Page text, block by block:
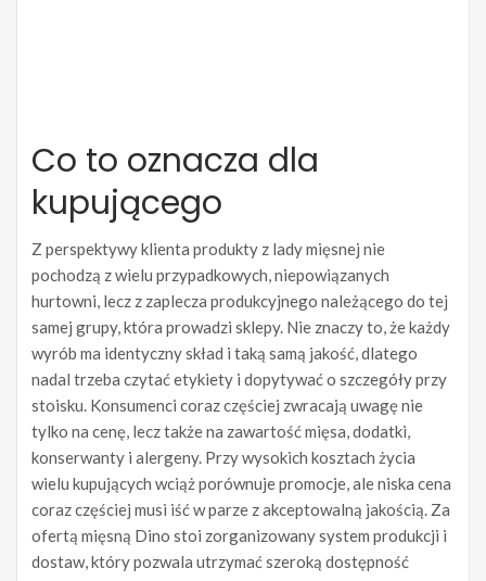
Co to oznacza dla
kupującego
Z perspektywy klienta produkty z lady mięsnej nie
pochodzą z wielu przypadkowych, niepowiązanych
hurtowni, lecz z zaplecza produkcyjnego należącego do tej
samej grupy, która prowadzi sklepy. Nie znaczy to, że każdy
wyrób ma identyczny skład i taką samą jakość, dlatego
nadal trzeba czytać etykiety i dopytywać o szczegóły przy
stoisku. Konsumenci coraz częściej zwracają uwagę nie
tylko na cenę, lecz także na zawartość mięsa, dodatki,
konserwanty i alergeny. Przy wysokich kosztach życia
wielu kupujących wciąż porównuje promocje, ale niska cena
coraz częściej musi iść w parze z akceptowalną jakością. Za
ofertą mięsną Dino stoi zorganizowany system produkcji i
dostaw, który pozwala utrzymać szeroką dostępność